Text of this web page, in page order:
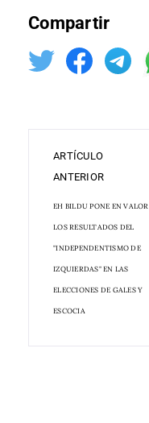
Compartir
ARTÍCULO
ANTERIOR
EH BILDU PONE EN VALOR
LOS RESULTADOS DEL
"INDEPENDENTISMO DE
IZQUIERDAS" EN LAS
ELECCIONES DE GALES Y
ESCOCIA